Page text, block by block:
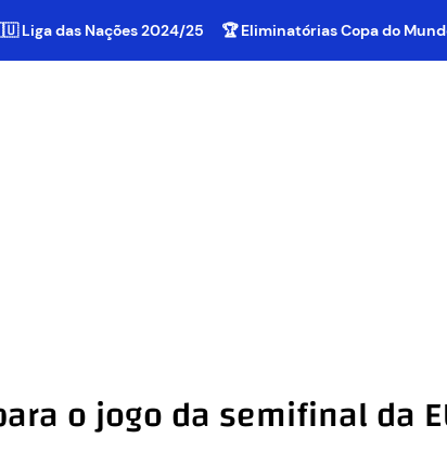
Liga das Nações 2024/25 🏆 Eliminatórias Copa do
o jogo da semifinal da